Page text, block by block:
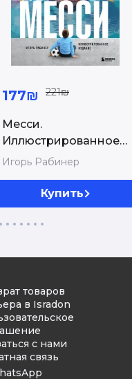
177₪ 221₪
Месси.
Иллюстрированное
издание
Игорь Рабинер
Купить
товаров
в Isradon
с нами
связь